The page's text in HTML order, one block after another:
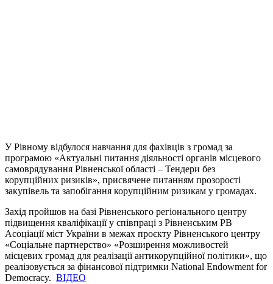
У Рівному відбулося навчання для фахівців з громад за
програмою «Актуальні питання діяльності органів місцевого
самоврядування Рівненської області – Тендери без
корупційних ризиків», присвячене питанням прозорості
закупівель та запобігання корупційним ризикам у громадах.
Захід пройшов на базі Рівненського регіонального центру
підвищення кваліфікації у співпраці з Рівненським РВ
Асоціації міст України в межах проєкту Рівненського центру
«Соціальне партнерство» «Розширення можливостей
місцевих громад для реалізації антикорупційної політики», що
реалізовується за фінансової підтримки National Endowment for
Democracy. ВІДЕО